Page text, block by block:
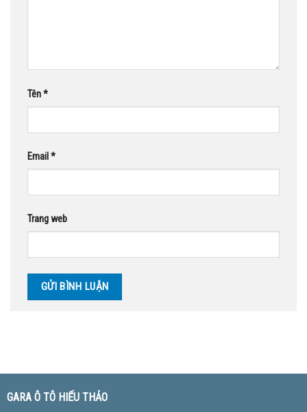
Tên*
Email *
Trang web
GARA Ô TÔ HIẾU THẢO